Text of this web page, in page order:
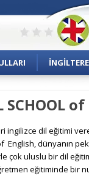
SCHOOL
ingilizce dil eğitimi
English, dünyanın
çok uluslu bir dil
eğitiminde bir